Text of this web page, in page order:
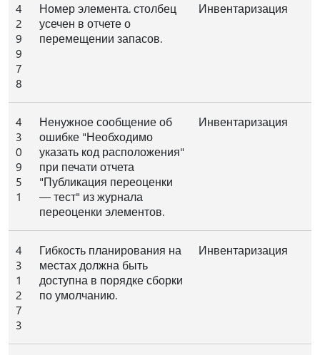
4
2
9
9
7
8
Номер элемента. столбец
усечен в отчете о
перемещении запасов.
Инвентаризация
4
3
0
9
5
1
Ненужное сообщение об
ошибке "Необходимо
указать код расположения"
при печати отчета
"Публикация переоценки
— тест" из журнала
переоценки элементов.
Инвентаризация
4
3
1
2
7
3
Гибкость планирования на
местах должна быть
доступна в порядке сборки
по умолчанию.
Инвентаризация